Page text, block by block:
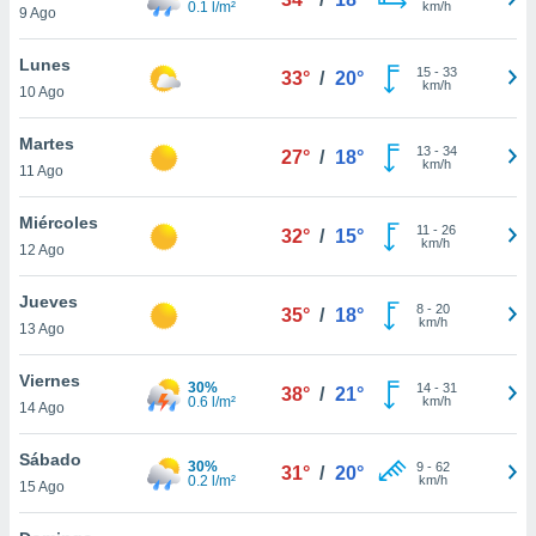
más
nuestra
y
disponible
cookies
aceptar
9 Ago
0.1 l/m²
km/h
Lunes
10 Ago
33° / 20° 15- 33
km/h
Martes
11 Ago
27° / 18° 13- 34
km/h
Miércoles
12 Ago
32° / 15° 11 - 26
km/h
Jueves
13 Ago
35° / 18° 8- 20
km/h
Viernes
14 Ago
30%
0.6 l/m²
38° / 21° 14- 31
km/h
Sábado
15 Ago
30%
0.2 l/m²
31° / 20° 9- 62
km/h